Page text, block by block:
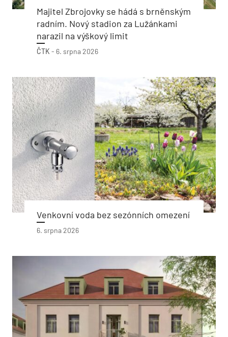
Majitel Zbrojovky se hádá s brněnským
radním. Nový stadion za Lužánkami
narazil na výškový limit
ČTK - 6. srpna 2026
Venkovní voda bez sezónních omezení
6. srpna 2026